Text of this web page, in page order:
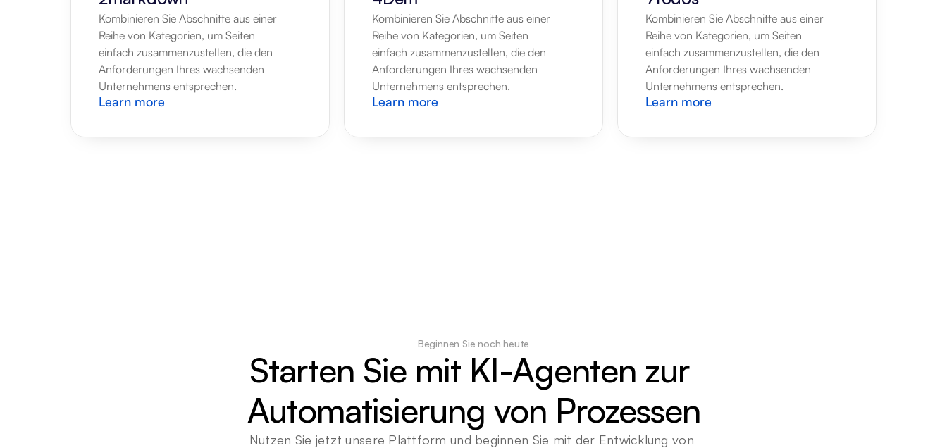
Kombinieren Sie Abschnitte aus einer
Reihe von Kategorien, um Seiten
einfach zusammenzustellen, die den
Anforderungen Ihres wachsenden
Unternehmens entsprechen.
Learn more
Kombinieren Sie Abschnitte aus einer
Reihe von Kategorien, um Seiten
einfach zusammenzustellen, die den
Anforderungen Ihres wachsenden
Unternehmens entsprechen.
Learn more
Kombinieren Sie Abschnitte aus einer
Reihe von Kategorien, um Seiten
einfach zusammenzustellen, die den
Anforderungen Ihres wachsenden
Unternehmens entsprechen.
Learn more
Beginnen Sie noch heute
Starten Sie mit KI-Agenten zur
Automatisierung von Prozessen
Nutzen Sie jetzt unsere Plattform und beginnen Sie mit der Entwicklung von